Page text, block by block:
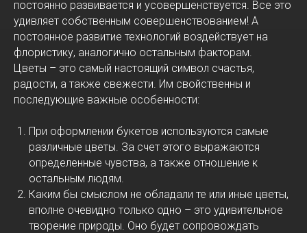
постоянно развивается и усовершенствуется. Все это
удивляет собственным совершенствованием! А
постоянное развитие технологий воздействует на
флористику, аналогично остальным факторам.
Цветы – это самый настоящий символ счастья,
радости, а также свежести. Им свойственны и
последующие важные особенности:
При оформлении букетов используются самые
различные цветы. За счет этого выражаются
определенные чувства, а также отношение к
остальным людям.
Каким бы смыслом не обладали те или иные цветы,
вполне очевидно только одно – это удивительное
творение природы. Оно будет сопровождать